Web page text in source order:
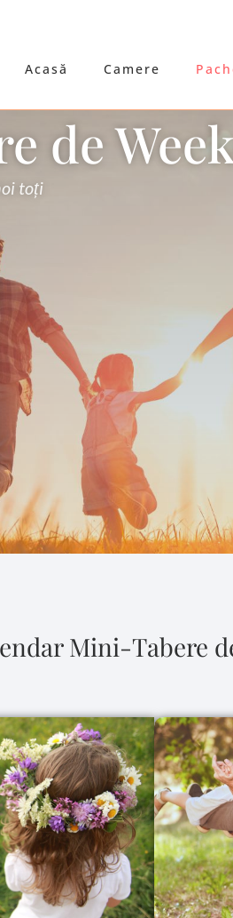
Acasă Camere
de
toți
Mini-Tabere